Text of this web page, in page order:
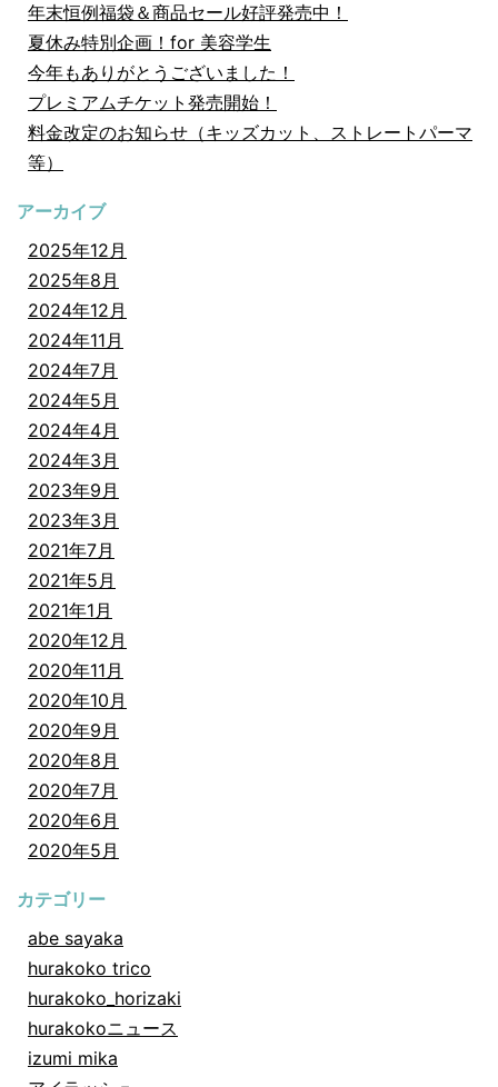
年末恒例福袋＆商品セール好評発売中！
夏休み特別企画！for 美容学生
今年もありがとうございました！
プレミアムチケット発売開始！
料金改定のお知らせ（キッズカット、ストレートパーマ
等）
アーカイブ
2025年12月
2025年8月
2024年12月
2024年11月
2024年7月
2024年5月
2024年4月
2024年3月
2023年9月
2023年3月
2021年7月
2021年5月
2021年1月
2020年12月
2020年11月
2020年10月
2020年9月
2020年8月
2020年7月
2020年6月
2020年5月
カテゴリー
abe sayaka
hurakoko trico
hurakoko_horizaki
hurakokoニュース
izumi mika